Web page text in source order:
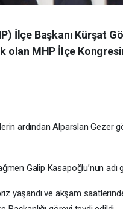
İlçe Başkanı Kürşat
olan MHP İlçe
ardından Alparslan Gezer
Galip Kasapoğlu’nun adı
yaşandı ve akşam